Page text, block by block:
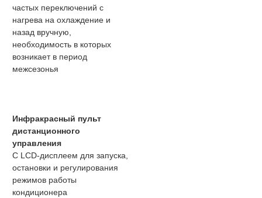
частых переключений с
нагрева на охлаждение и
назад вручную,
необходимость в которых
возникает в период
межсезонья
Инфракрасный пульт
дистанционного
управления
С LCD-дисплеем для запуска,
остановки и регулирования
режимов работы
кондиционера